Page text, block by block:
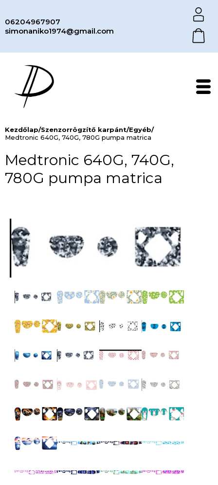
06204967907
simonaniko1974@gmail.com
Kezdőlap/Szenzorrögzítő karpánt/Egyéb/
Medtronic 640G, 740G, 780G pumpa matrica
Medtronic 640G, 740G,
780G pumpa matrica